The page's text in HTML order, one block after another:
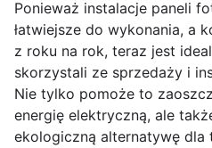
Ponieważ instalacje paneli
łatwiejsze do wykonania, a
z roku na rok, teraz jest
skorzystali ze sprzedaży i
Nie tylko pomoże to
energię elektryczną, ale
ekologiczną alternatywę dla